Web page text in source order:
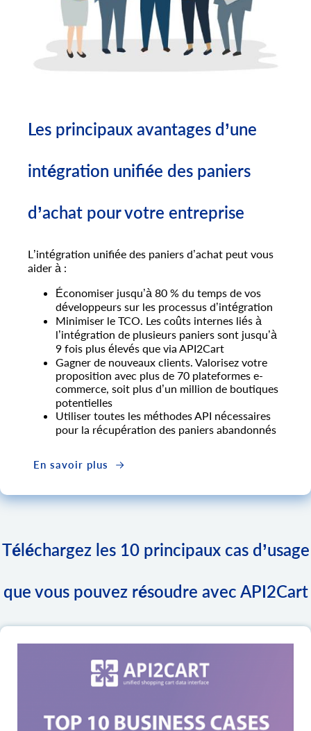
Les principaux avantages d’une
intégration unifiée des paniers
d’achat pour votre entreprise
L’intégration unifiée des paniers d’achat peut vous
aider à :
Économiser jusqu’à 80 % du temps de vos
développeurs sur les processus d’intégration
Minimiser le TCO. Les coûts internes liés à
l’intégration de plusieurs paniers sont jusqu’à
9 fois plus élevés que via API2Cart
Gagner de nouveaux clients. Valorisez votre
proposition avec plus de 70 plateformes e-
commerce, soit plus d’un million de boutiques
potentielles
Utiliser toutes les méthodes API nécessaires
pour la récupération des paniers abandonnés
En savoir plus
Téléchargez les 10 principaux cas d’usage
que vous pouvez résoudre avec API2Cart